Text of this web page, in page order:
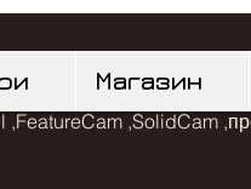
Магазин
,SolidCam